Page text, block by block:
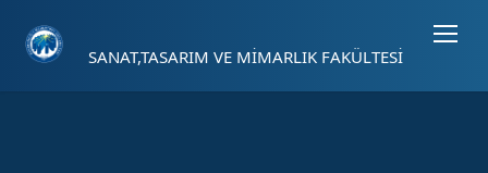
SANAT,TASARIM VE MİMARLIK FAKÜLTESİ